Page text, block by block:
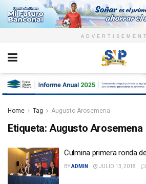
ADVERTISEMENT
Home Tag Augusto Arosemena
Etiqueta: Augusto Arosemena
Culmina primera ronda
BYADMIN JULIO 13, 2018